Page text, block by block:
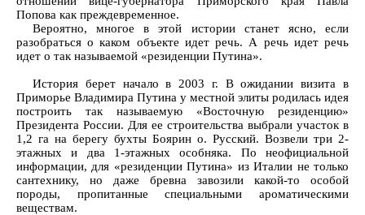
Попова как преждевременное.
Вероятно, многое в этой истории станет ясно, если
разобраться о каком объекте идет речь. А речь идет речь
идет о так называемой «резиденции Путина».
История берет начало в 2003 г. В ожидании визита в
Приморье Владимира Путина у местной элиты родилась идея
построить так называемую «Восточную резиденцию»
Президента России. Для ее строительства выбрали участок в
1,2 га на берегу бухты Боярин о. Русский. Возвели три 2-
этажных и два 1-этажных особняка. По неофициальной
информации, для «резиденции Путина» из Италии не только
сантехнику, но даже бревна завозили какой-то особой
породы, пропитанные специальными ароматическими
веществам.